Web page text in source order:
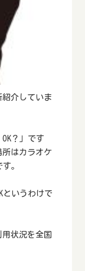
介していま
？」です
所はカラオケ
。
というわけで
状況を全国